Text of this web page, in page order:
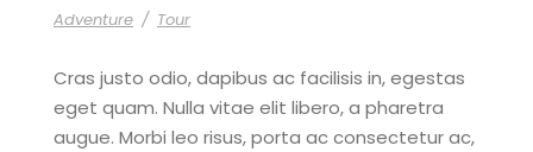
Adventure / Tour
Cras justo odio, dapibus ac facilisis in, egestas
eget quam. Nulla vitae elit libero, a pharetra
augue. Morbi leo risus, porta ac consectetur ac,